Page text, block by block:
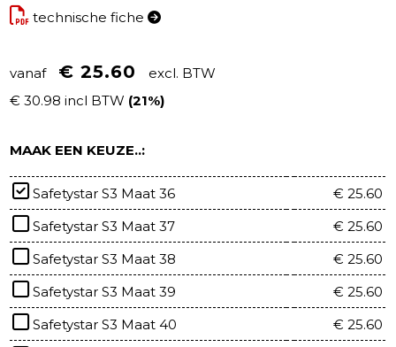
technische fiche
vanaf € 25.60
excl. BTW
€ 30.98 incl BTW (21%)
MAAK EEN KEUZE..:
Safetystar S3 Maat 36
€ 25.60
Safetystar S3 Maat 37
€ 25.60
Safetystar S3 Maat 38
€ 25.60
Safetystar S3 Maat 39
€ 25.60
Safetystar S3 Maat 40
€ 25.60